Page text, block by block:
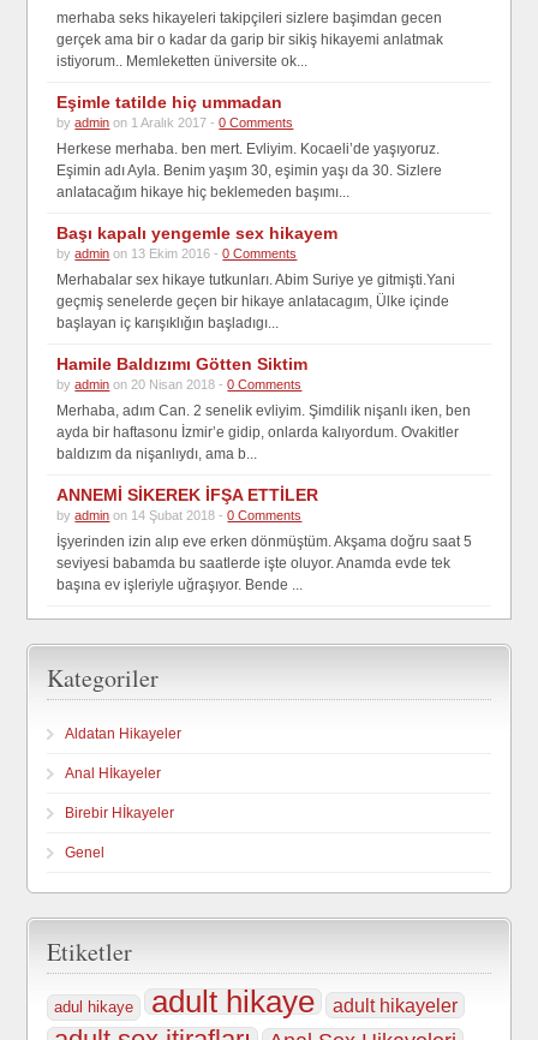
merhaba seks hikayeleri takipçileri sizlere başimdan gecen
gerçek ama bir o kadar da garip bir sikiş hikayemi anlatmak
istiyorum.. Memleketten üniversite ok...
Eşimle tatilde hiç ummadan
byadmin on 1 Aralık 2017 -0 Comments
Herkese merhaba. ben mert. Evliyim. Kocaeli’de yaşıyoruz.
Eşimin adı Ayla. Benim yaşım 30, eşimin yaşı da 30. Sizlere
anlatacağım hikaye hiç beklemeden başımı...
Başı kapalı yengemle sex hikayem
byadmin on 13 Ekim 2016 -0 Comments
Merhabalar sex hikaye tutkunları. Abim Suriye ye gitmişti.Yani
geçmiş senelerde geçen bir hikaye anlatacagım, Ülke içinde
başlayan iç karışıklığın başladıgı...
Hamile Baldızımı Götten Siktim
byadmin on 20 Nisan 2018 -0 Comments
Merhaba, adım Can. 2 senelik evliyim. Şimdilik nişanlı iken, ben
ayda bir haftasonu İzmir’e gidip, onlarda kalıyordum. Ovakitler
baldızım da nişanlıydı, ama b...
ANNEMİ SİKEREK İFŞA ETTİLER
byadmin on 14 Şubat 2018 -0 Comments
İşyerinden izin alıp eve erken dönmüştüm. Akşama doğru saat 5
seviyesi babamda bu saatlerde işte oluyor. Anamda evde tek
başına ev işleriyle uğraşıyor. Bende ...
Kategoriler
Aldatan Hikayeler
Anal Hİkayeler
Birebir Hİkayeler
Genel
Etiketler
adul hikaye adult hikaye adult hikayeler